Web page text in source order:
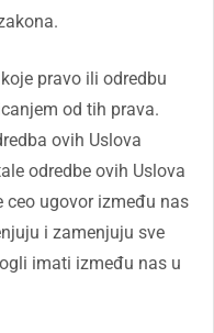
pravo ili odredbu
od tih prava.
ovih Uslova
odredbe ovih Uslova
ceo ugovor između nas
i zamenjuju sve
imati između nas u